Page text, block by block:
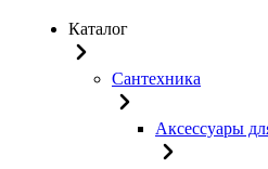
Каталог
Сантехника
Аксессуары